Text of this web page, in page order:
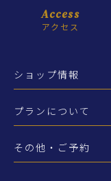
Access
アクセス
ショップ情報
プランについて
その他・ご予約